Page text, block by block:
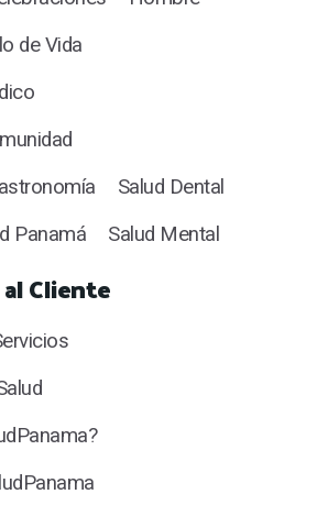
de Vida
Salud Dental
Panamá
Salud Mental
Cliente